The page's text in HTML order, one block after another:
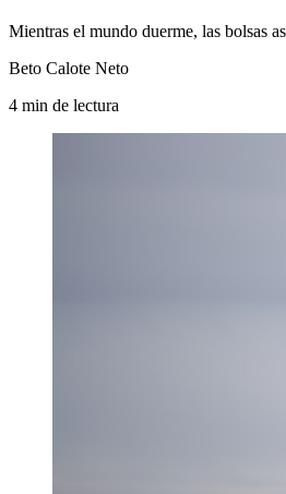
Mientras el mundo duerme, las bolsas
Beto Calote Neto
4 min de lectura